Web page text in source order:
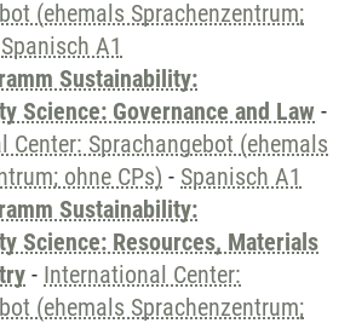
(ehemals Sprachenzentrum;
Spanisch A1
Sustainability:
Science: Governance and Law -
Center: Sprachangebot (ehemals
ohne CPs) - Spanisch A1
Sustainability:
Science: Resources, Materials
- International Center:
(ehemals Sprachenzentrum;